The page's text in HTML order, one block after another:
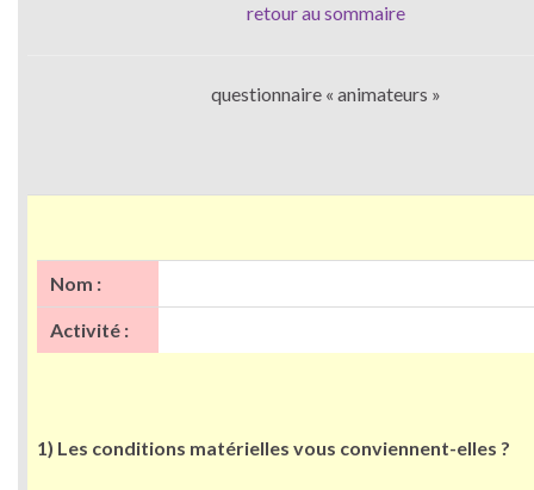
retour au sommaire
questionnaire « animateurs »
Nom :
Activité :
1) Les conditions matérielles vous conviennent-elles ?